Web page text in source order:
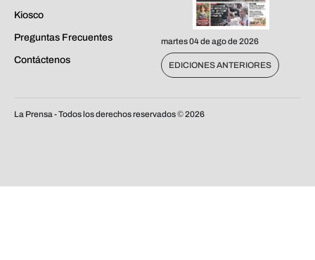
Kiosco
Preguntas Frecuentes
Contáctenos
martes 04 de ago de 2026
EDICIONES ANTERIORES
La Prensa - Todos los derechos reservados ©2026